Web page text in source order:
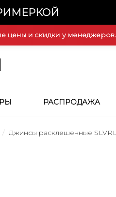
цены и скидки у менеджеров.
РАСПРОДАЖА
Джинсы расклешенные